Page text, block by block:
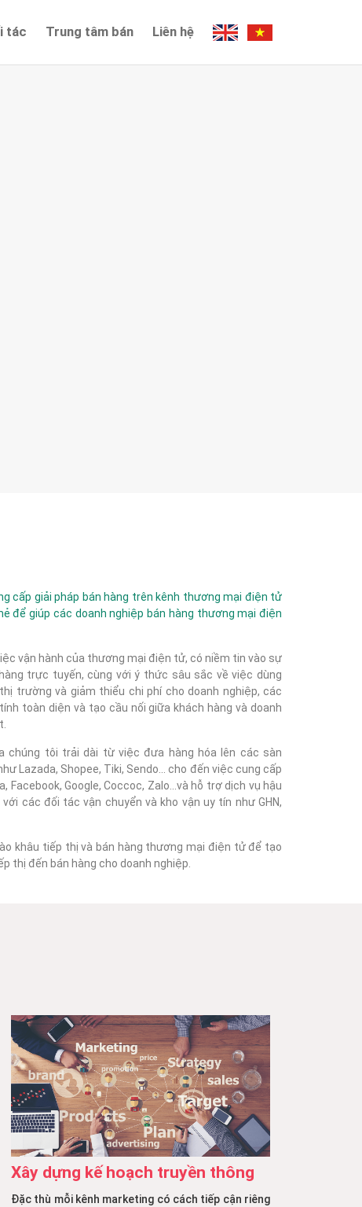
tác Trung tâm bán Liên hệ
cấp giải pháp bán hàng trên kênh thương mại điện tử
để giúp các doanh nghiệp bán hàng thương mại điện
vận hành của thương mại điện tử, có niềm tin vào sự
trực tuyến, cùng với ý thức sâu sắc về việc dùng
trường và giảm thiểu chi phí cho doanh nghiệp, các
toàn diện và tạo cầu nối giữa khách hàng và doanh
chúng tôi trải dài từ việc đưa hàng hóa lên các sàn
Lazada, Shopee, Tiki, Sendo... cho đến việc cung cấp
Facebook, Google, Coccoc, Zalo...và hỗ trợ dịch vụ hậu
các đối tác vận chuyển và kho vận uy tín như GHN,
khâu tiếp thị và bán hàng thương mại điện tử để tạo
thị đến bán hàng cho doanh nghiệp.
Xây dựng kế hoạch truyền thông
Đặc thù mỗi kênh marketing có cách tiếp cận riêng